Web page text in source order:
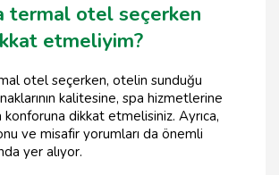
termal otel seçerken
etmeliyim?
otel seçerken, otelin sunduğu
kalitesine, spa hizmetlerine
dikkat etmelisiniz. Ayrıca,
ve misafir yorumları da önemli
yer alıyor.